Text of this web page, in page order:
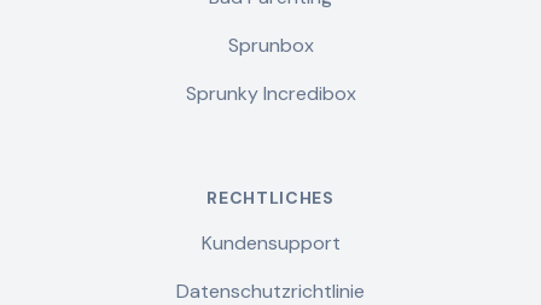
Sprunbox
Sprunky Incredibox
RECHTLICHES
Kundensupport
Datenschutzrichtlinie